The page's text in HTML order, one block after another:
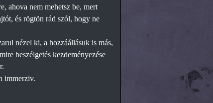
ahova nem mehetsz be, mert
és rögtön rád szól, hogy ne
nézel ki, a hozzáállásuk is más,
beszélgetés kezdeményezése
immerziv.